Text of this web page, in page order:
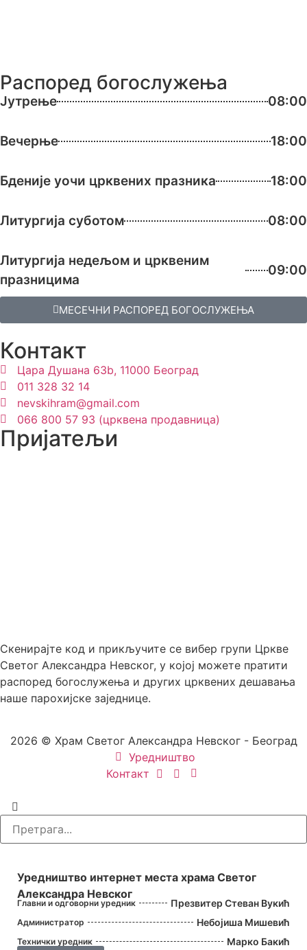
Распоред богослужења
Јутрење 08:00
Вечерње 18:00
Бденије уочи црквених празника 18:00
Литургија суботом 08:00
Литургија недељом и црквеним
празницима
09:00
МЕСЕЧНИ РАСПОРЕД БОГОСЛУЖЕЊА
Контакт
Цара Душана 63b, 11000 Београд
011 328 32 14
nevskihram@gmail.com
066 800 57 93 (црквена продавница)
Пријатељи
Скенирајте код и прикључите се вибер групи Цркве
Светог Александра Невског, у којој можете пратити
распоред богослужења и других црквених дешавања
наше парохијске заједнице.
2026 © Храм Светог Александра Невског - Београд
Уредништво
Контакт
Уредништво интернет места храма Светог
Александра Невског
Главни и одговорни уредник Презвитер Стеван Вукић
Администратор Небојиша Мишевић
Технички уредник Марко Бакић